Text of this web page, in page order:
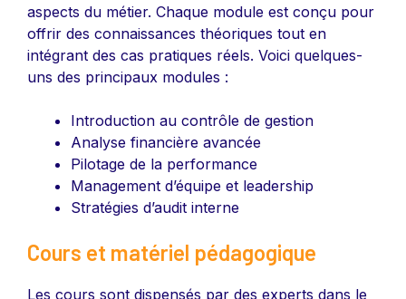
aspects du métier. Chaque module est conçu pour
offrir des connaissances théoriques tout en
intégrant des cas pratiques réels. Voici quelques-
uns des principaux modules :
Introduction au contrôle de gestion
Analyse financière avancée
Pilotage de la performance
Management d’équipe et leadership
Stratégies d’audit interne
Cours et matériel pédagogique
Les cours sont dispensés par des experts dans le